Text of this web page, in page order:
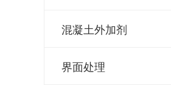
混凝土外加剂
界面处理